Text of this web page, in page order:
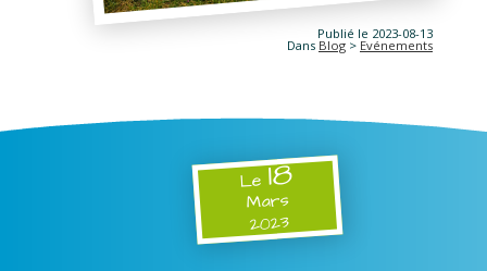
Publié le 2023-08-13
Dans Blog > Evénements
Le18
Mars
2023